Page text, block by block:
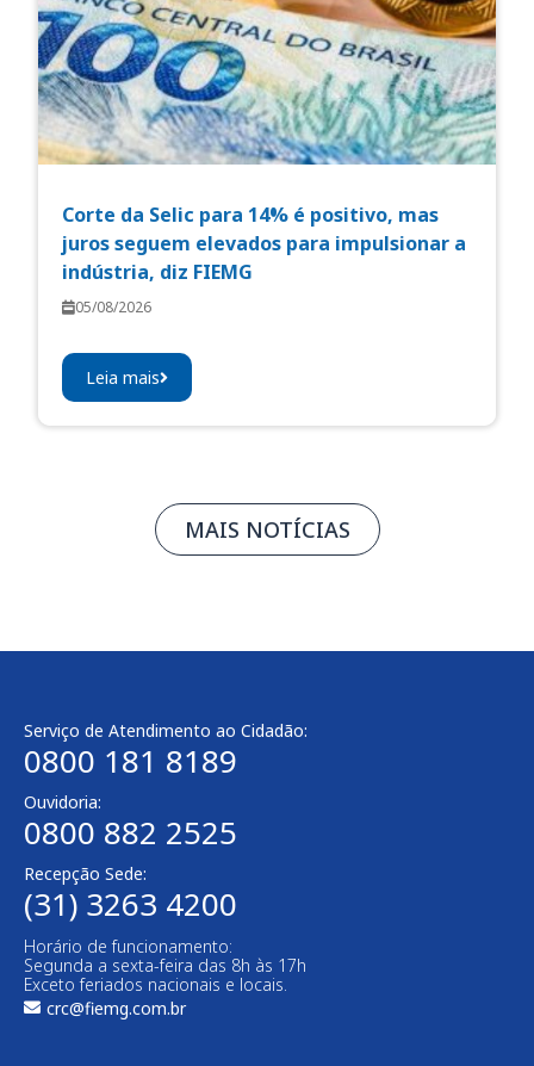
Corte da Selic para 14% é positivo, mas
juros seguem elevados para impulsionar a
indústria, diz FIEMG
05/08/2026
Leia mais
MAIS NOTÍCIAS
Serviço de Atendimento ao Cidadão:
0800 181 8189
Ouvidoria:
0800 882 2525​
Recepção Sede:
(31) 3263 4200
Horário de funcionamento:
Segunda a sexta-feira das 8h às 17h
Exceto feriados nacionais e locais.
crc@fiemg.com.br